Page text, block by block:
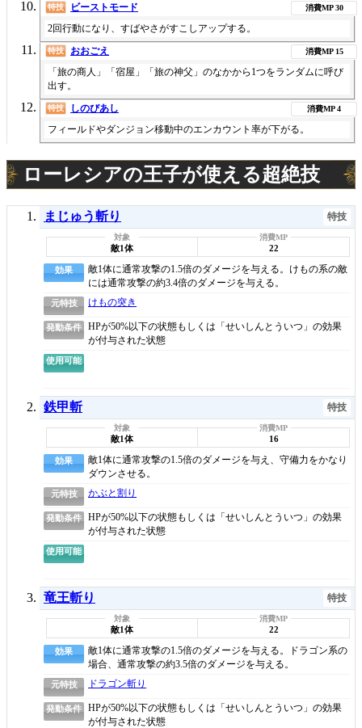
特技 ビーストモード 30
2回行動になり、すばやさがすこしアップする。
特技 おおごえ 15
「旅の商人」「宿屋」「旅の神父」のなかから1つをランダムに呼び
出す。
特技 しのびあし 4
フィールドやダンジョン移動中のエンカウント率が下がる。
ローレシアの王子が使える超絶技
まじゅう斬り 特技
敵1体 22
効果
敵1体に通常攻撃の1.5倍のダメージを与える。けもの系の敵
には通常攻撃の約3.4倍のダメージを与える。
元特技 けもの突き
発動条件
HPが50%以下の状態もしくは「せいしんとういつ」の効果
が付与された状態
使用可能
鉄甲斬 特技
敵1体 16
効果
敵1体に通常攻撃の1.5倍のダメージを与え、守備力をかなり
ダウンさせる。
元特技 かぶと割り
発動条件
HPが50%以下の状態もしくは「せいしんとういつ」の効果
が付与された状態
使用可能
竜王斬り 特技
敵1体 22
効果
敵1体に通常攻撃の1.5倍のダメージを与える。ドラゴン系の
場合、通常攻撃の約3.5倍のダメージを与える。
元特技 ドラゴン斬り
発動条件
HPが50%以下の状態もしくは「せいしんとういつ」の効果
が付与された状態